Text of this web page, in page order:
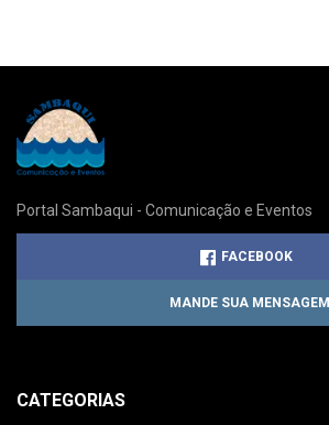
Portal Sambaqui - Comunicação e Eventos
FACEBOOK
MANDE SUA MENSAGEM
CATEGORIAS